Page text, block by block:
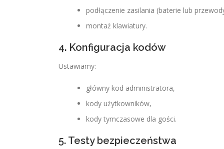
podłączenie zasilania (baterie lub
montaż klawiatury.
4. Konfiguracja kodów
Ustawiamy:
główny kod administratora,
kody użytkowników,
kody tymczasowe dla gości.
5. Testy bezpieczeństwa